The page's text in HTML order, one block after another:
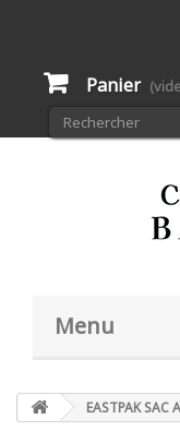
Panier
Menu
EASTPAK SAC